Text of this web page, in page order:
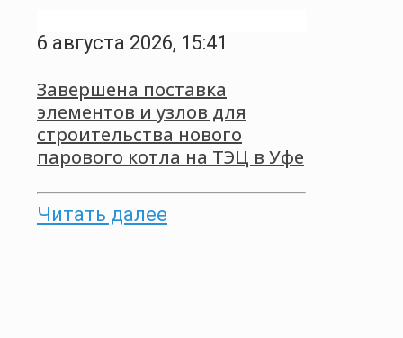
6 августа 2026, 15:41
Завершена поставка
элементов и узлов для
строительства нового
парового котла на ТЭЦ в Уфе
Читать далее